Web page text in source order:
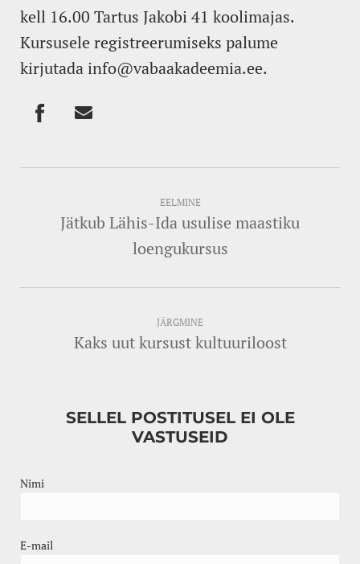
kell 16.00 Tartus Jakobi 41 koolimajas.
Kursusele registreerumiseks palume
kirjutada info@vabaakadeemia.ee.
EELMINE
Jätkub Lähis-Ida usulise maastiku
loengukursus
JÄRGMINE
Kaks uut kursust kultuuriloost
SELLEL POSTITUSEL EI OLE
VASTUSEID
Nimi
E-mail